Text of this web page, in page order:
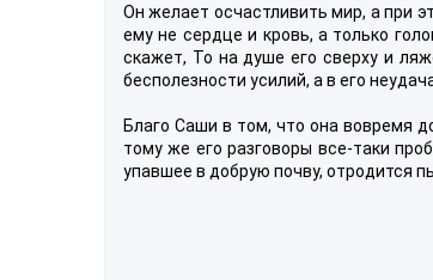
Он желает осчастливить мир, а при
ему не сердце и кровь, а только
скажет, То на душе его сверху и
бесполезности усилий, а в его
Благо Саши в том, что она вовремя
тому же его разговоры все-таки
упавшее в добрую почву, отродится